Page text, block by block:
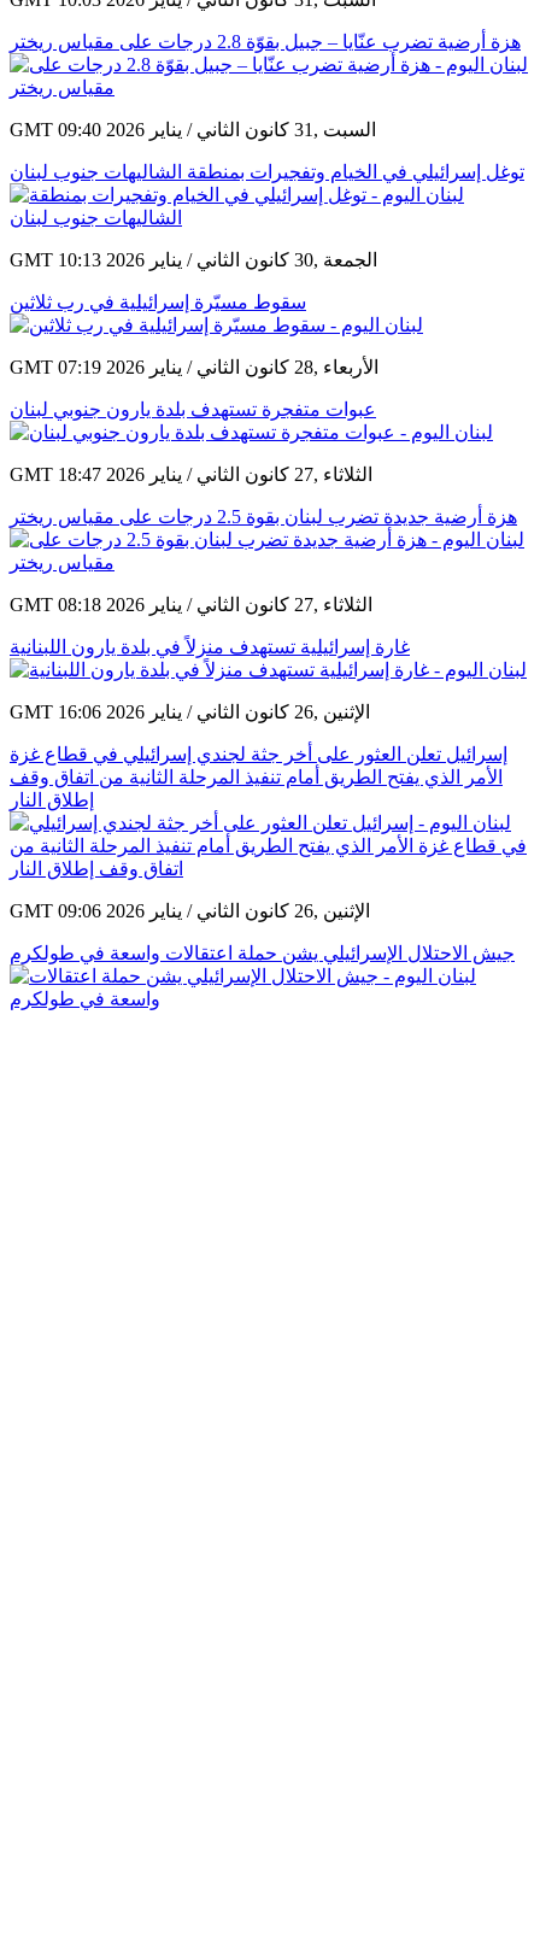
هزة أرضية تضرب عنّايا – جبيل بقوّة 2.8 درجات على مقياس ريختر
GMT 09:40 2026 السبت ,31 كانون الثاني / يناير
توغل إسرائيلي في الخيام وتفجيرات بمنطقة الشاليهات جنوب لبنان
GMT 10:13 2026 الجمعة ,30 كانون الثاني / يناير
سقوط مسيّرة إسرائيلية في رب ثلاثين
GMT 07:19 2026 الأربعاء ,28 كانون الثاني / يناير
عبوات متفجرة تستهدف بلدة يارون جنوبي لبنان
GMT 18:47 2026 الثلاثاء ,27 كانون الثاني / يناير
هزة أرضية جديدة تضرب لبنان بقوة 2.5 درجات على مقياس ريختر
GMT 08:18 2026 الثلاثاء ,27 كانون الثاني / يناير
غارة إسرائيلية تستهدف منزلاً في بلدة يارون اللبنانية
GMT 16:06 2026 الإثنين ,26 كانون الثاني / يناير
إسرائيل تعلن العثور على أخر جثة لجندي إسرائيلي في قطاع غزة
الأمر الذي يفتح الطريق أمام تنفيذ المرحلة الثانية من اتفاق وقف
إطلاق النار
GMT 09:06 2026 الإثنين ,26 كانون الثاني / يناير
جيش الاحتلال الإسرائيلي يشن حملة اعتقالات واسعة في طولكرم